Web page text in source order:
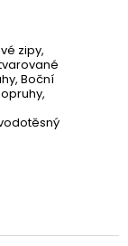
zipy,
Boční